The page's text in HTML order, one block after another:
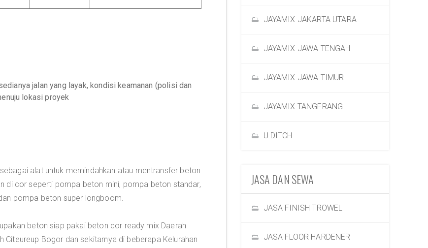
jalan yang layak, kondisi keamanan (polisi dan
lokasi proyek
sebagai alat untuk memindahkan atau mentransfer beton
di cor seperti pompa beton mini, pompa beton standar,
pompa beton super longboom.
beton siap pakai beton cor ready mix Daerah
Citeureup Bogor dan sekitarnya di beberapa Kelurahan
JAYAMIX JAKARTA UTARA
JAYAMIX JAWA TENGAH
JAYAMIX JAWA TIMUR
JAYAMIX TANGERANG
U DITCH
JASA DAN SEWA
JASA FINISH TROWEL
JASA FLOOR HARDENER